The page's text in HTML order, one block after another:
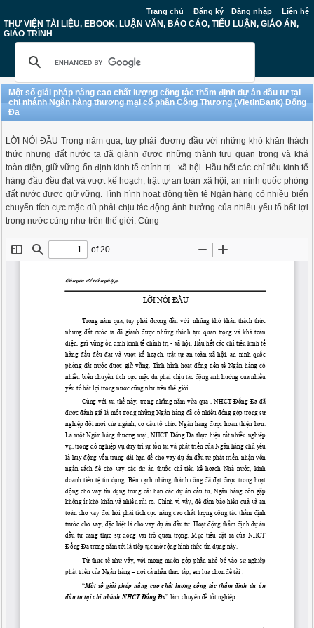
Trang chủ Đăng ký Đăng nhập Liên hệ
THƯ VIỆN TÀI LIỆU, EBOOK, LUẬN VĂN, BÁO CÁO, TIỂU LUẬN, GIÁO ÁN,
GIÁO TRÌNH
Một số giải pháp nâng cao chất lượng công tác thẩm định dự án đầu tư tại
chi nhánh Ngân hàng thương mại cổ phần Công Thương (VietinBank) Đống
Đa
LỜI NÓI ĐẦU Trong năm qua, tuy phải đương đầu với những khó khăn thách
thức nhưng đất nước ta đã giành được những thành tựu quan trọng và khá
toàn diện, giữ vững ổn định kinh tế chính trị - xã hội. Hầu hết các chỉ tiêu kinh tế
hàng đầu đều đạt và vượt kế hoạch, trật tự an toàn xã hội, an ninh quốc phòng
đất nước được giữ vững. Tình hình hoạt động tiền tệ Ngân hàng có nhiều biến
chuyển tích cực mặc dù phải chịu tác động ảnh hưởng của nhiều yếu tố bất lợi
trong nước cũng như trên thế giới. Cùng